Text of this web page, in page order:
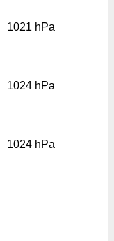
1021 hPa
1024 hPa
1024 hPa